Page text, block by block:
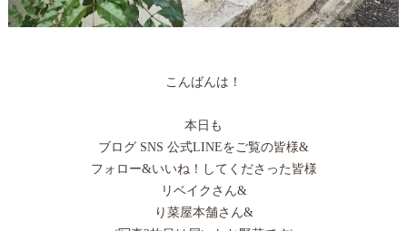
こんばんは！
本日も
ブログ SNS 公式LINEをご覧の皆様&
フォロー&いいね！してくださった皆様
リベイクさん&
り菜屋本舗さん&